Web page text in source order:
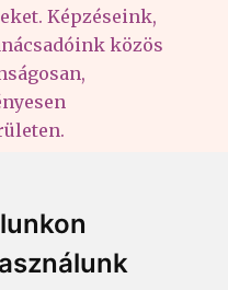
Képzéseink,
közös
em.